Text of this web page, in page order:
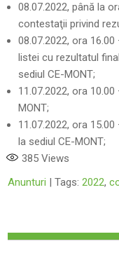
08.07.2022, până la
contestaţii privind
08.07.2022, ora
listei cu rezultatul
sediul CE-MONT;
11.07.2022, ora
MONT;
11.07.2022, ora
la sediul CE-MONT;
385 Views
Anunturi | Tags:2022,